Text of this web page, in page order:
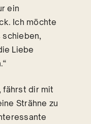
ein
Ich möchte
Liebe
fährst dir mit
Strähne zu